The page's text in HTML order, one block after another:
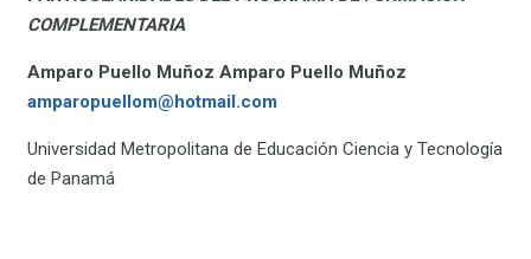
COMPLEMENTARIA
Amparo Puello Muñoz Amparo Puello Muñoz
amparopuellom@hotmail.com
Universidad Metropolitana de Educación Ciencia y Tecnología
de Panamá